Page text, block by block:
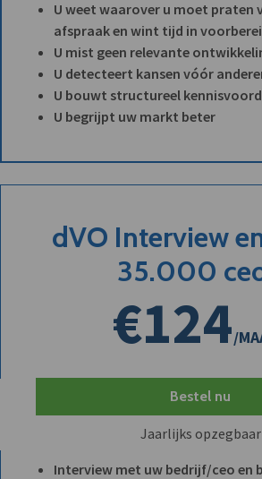
U weet waarover u moet praten
afspraak en wint tijd in
U mist geen relevante
U detecteert kansen vóór
U bouwt structureel
U begrijpt uw markt beter
dVO Interview
35.000
€124/
Bestel nu
Jaarlijks opzegbaar
Interview met uw bedrijf/ceo en